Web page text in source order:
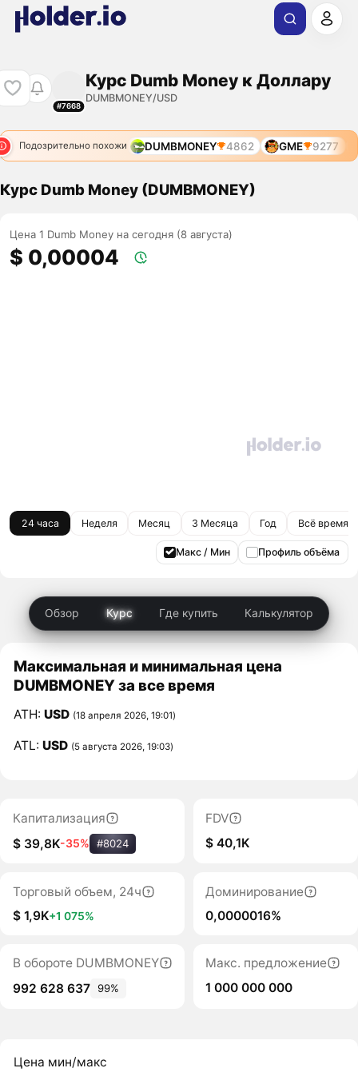
#7668
Курс Dumb Money к Доллару
DUMBMONEY/USD
Подозрительно похожи DUMBMONEY 4862 GME 9277
Курс Dumb Money (DUMBMONEY)
Цена 1 Dumb Money на сегодня (8 августа)
$ 0,00004
24 часа Неделя Месяц 3 Месяца Год Всё время
Макс / Мин Профиль объёма
Обзор Курс Где купить Калькулятор
Максимальная и минимальная цена
DUMBMONEY за все время
ATH:USD (18 апреля 2026, 19:01)
ATL:USD (5 августа 2026, 19:03)
Капитализация
$ 39,8K-35% #8024
FDV
$ 40,1K
Торговый объем, 24ч
$ 1,9K+1 075%
Доминирование
0,0000016%
В обороте DUMBMONEY
992 628 637 99%
Макс. предложение
1 000 000 000
Цена мин/макс